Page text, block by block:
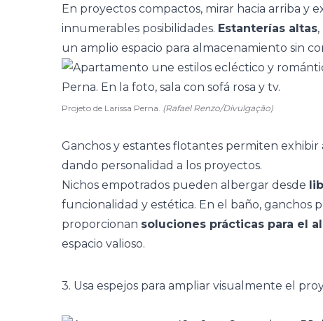
En proyectos compactos, mirar hacia arriba y
innumerables posibilidades. Estanterías altas
un amplio espacio para almacenamiento sin
Projeto de Larissa Perna. (Rafael Renzo/Divulgação)
Ganchos y estantes flotantes permiten
dando personalidad a los proyectos.
Nichos empotrados pueden albergar desde
funcionalidad y estética. En el baño, ganchos
proporcionan soluciones prácticas para el
espacio valioso.
3. Usa espejos para ampliar visualmente el